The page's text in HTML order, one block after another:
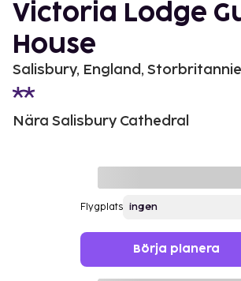
Victoria Lodge
House
Salisbury, England,
Nära Salisbury Cathedral
Flygplats
Börja planera